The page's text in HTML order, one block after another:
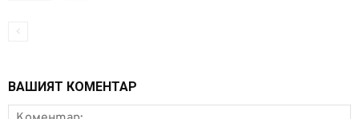
ВАШИЯТ КОМЕНТАР